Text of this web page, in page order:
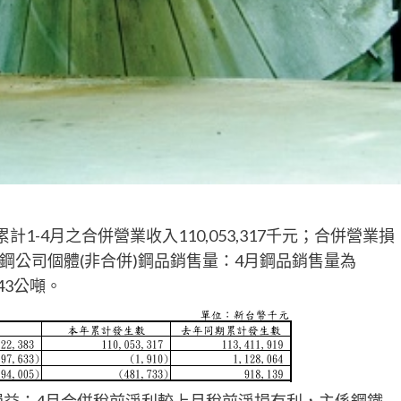
1-4月之合併營業收入110,053,317千元；合併營業損
公司個體(非合併)鋼品銷售量：4月鋼品銷售量為
公噸。